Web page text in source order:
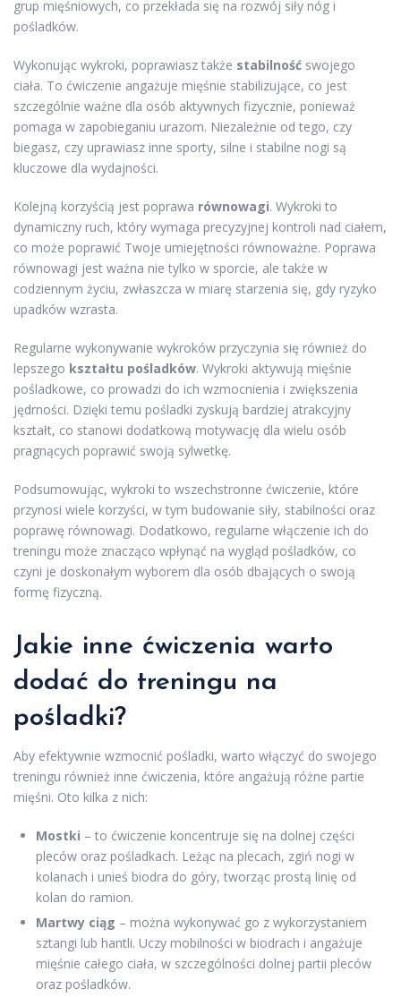
grup mięśniowych, co przekłada się na rozwój siły nóg i
pośladków.
Wykonując wykroki, poprawiasz także stabilność swojego
ciała. To ćwiczenie angażuje mięśnie stabilizujące, co jest
szczególnie ważne dla osób aktywnych fizycznie, ponieważ
pomaga w zapobieganiu urazom. Niezależnie od tego, czy
biegasz, czy uprawiasz inne sporty, silne i stabilne nogi są
kluczowe dla wydajności.
Kolejną korzyścią jest poprawa równowagi. Wykroki to
dynamiczny ruch, który wymaga precyzyjnej kontroli nad ciałem,
co może poprawić Twoje umiejętności równoważne. Poprawa
równowagi jest ważna nie tylko w sporcie, ale także w
codziennym życiu, zwłaszcza w miarę starzenia się, gdy ryzyko
upadków wzrasta.
Regularne wykonywanie wykroków przyczynia się również do
lepszego kształtu pośladków. Wykroki aktywują mięśnie
pośladkowe, co prowadzi do ich wzmocnienia i zwiększenia
jędrności. Dzięki temu pośladki zyskują bardziej atrakcyjny
kształt, co stanowi dodatkową motywację dla wielu osób
pragnących poprawić swoją sylwetkę.
Podsumowując, wykroki to wszechstronne ćwiczenie, które
przynosi wiele korzyści, w tym budowanie siły, stabilności oraz
poprawę równowagi. Dodatkowo, regularne włączenie ich do
treningu może znacząco wpłynąć na wygląd pośladków, co
czyni je doskonałym wyborem dla osób dbających o swoją
formę fizyczną.
Jakie inne ćwiczenia warto
dodać do treningu na
pośladki?
Aby efektywnie wzmocnić pośladki, warto włączyć do swojego
treningu również inne ćwiczenia, które angażują różne partie
mięśni. Oto kilka z nich:
Mostki – to ćwiczenie koncentruje się na dolnej części
pleców oraz pośladkach. Leżąc na plecach, zgiń nogi w
kolanach i unieś biodra do góry, tworząc prostą linię od
kolan do ramion.
Martwy ciąg – można wykonywać go z wykorzystaniem
sztangi lub hantli. Uczy mobilności w biodrach i angażuje
mięśnie całego ciała, w szczególności dolnej partii pleców
oraz pośladków.